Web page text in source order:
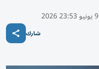
9 يونيو 23:53 2026
شارك